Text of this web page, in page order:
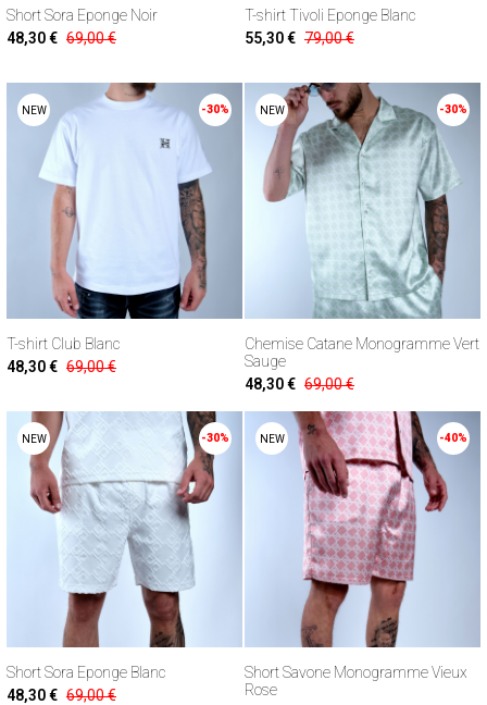
Short Sora Eponge Noir
48,30 € 69,00 €
T-shirt Tivoli Eponge Blanc
55,30 € 79,00 €
NEW -30%
T-shirt Club Blanc
48,30 € 69,00 €
NEW -30%
Chemise Catane Monogramme Vert
Sauge
48,30 € 69,00 €
NEW -30%
Short Sora Eponge Blanc
48,30 € 69,00 €
NEW -40%
Short Savone Monogramme Vieux
Rose